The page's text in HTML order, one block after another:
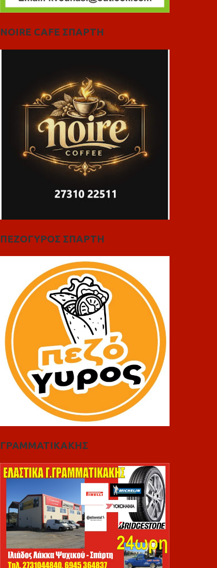
NOIRE CAFE ΣΠΑΡΤΗ
ΠΕΖΟΓΥΡΟΣ ΣΠΑΡΤΗ
ΓΡΑΜΜΑΤΙΚΑΚΗΣ